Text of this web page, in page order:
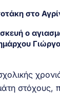
στο
ο
στόχους,